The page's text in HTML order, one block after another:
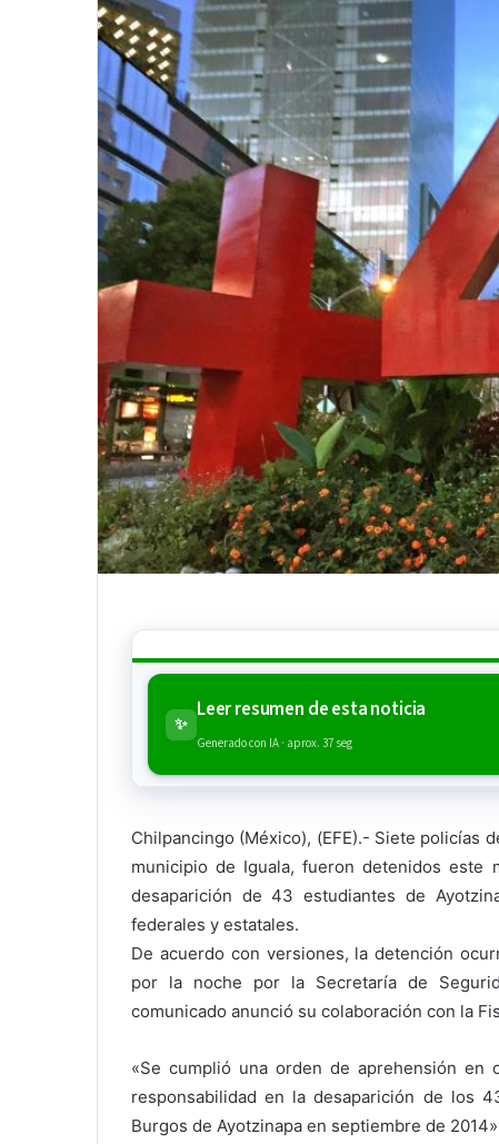
✨
Leer resumen de esta noticia
Generado con IA · aprox. 37 seg
Chilpancingo (México), (EFE).- Siete policías
municipio de Iguala, fueron detenidos este
desaparición de 43 estudiantes de
federales y estatales.
De acuerdo con versiones, la detención
por la noche por la Secretaría de
comunicado anunció su colaboración con la
«Se cumplió una orden de aprehensión
responsabilidad en la desaparición de los
Burgos de Ayotzinapa en septiembre de